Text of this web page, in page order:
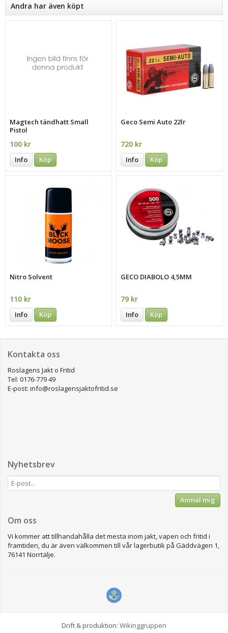
Andra har även köpt
Magtech tändhatt Small
Pistol
100 kr
Info Köp
Geco Semi Auto 22lr
720 kr
Info Köp
Nitro Solvent
110 kr
Info Köp
GECO DIABOLO 4,5MM
79 kr
Info Köp
Kontakta oss
Roslagens Jakt o Fritid
Tel: 0176-779 49
E-post: info@roslagensjaktofritid.se
Nyhetsbrev
Anmäl mig
Om oss
Vi kommer att tillhandahålla det mesta inom jakt, vapen och fritid i
framtiden, du är även välkommen till vår lagerbutik på Gäddvägen 1,
76141 Norrtälje.
Drift & produktion: Wikinggruppen